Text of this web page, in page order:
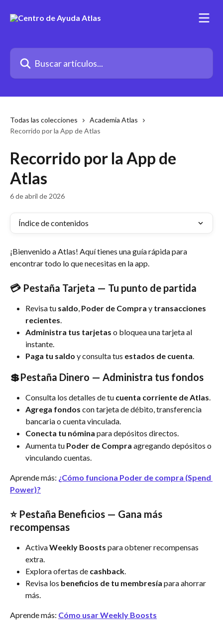
Buscar artículos...
Todas las colecciones
Academia Atlas
Recorrido por la App de Atlas
Recorrido por la App de
Atlas
6 de abril de 2026
Índice de contenidos
¡Bienvenido a Atlas! Aquí tienes una guía rápida para
encontrar todo lo que necesitas en la app.
💳 Pestaña Tarjeta — Tu punto de partida
Revisa tu saldo, Poder de Compra y transacciones
recientes.
Administra tus tarjetas o bloquea una tarjeta al
instante.
Paga tu saldo y consulta tus estados de cuenta.
💲Pestaña Dinero — Administra tus fondos
Consulta los detalles de tu cuenta corriente de Atlas.
Agrega fondos con tarjeta de débito, transferencia
bancaria o cuenta vinculada.
Conecta tu nómina para depósitos directos.
Aumenta tu Poder de Compra agregando depósitos o
vinculando cuentas.
Aprende más: ¿Cómo funciona Poder de compra (Spend
Power)?
⭐ Pestaña Beneficios — Gana más
recompensas
Activa Weekly Boosts para obtener recompensas
extra.
Explora ofertas de cashback.
Revisa los beneficios de tu membresía para ahorrar
más.
Aprende más: Cómo usar Weekly Boosts